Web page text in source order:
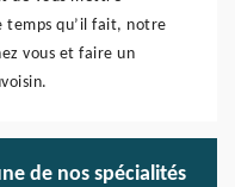
temps qu’il fait, notre
vous et faire un
de nos spécialités